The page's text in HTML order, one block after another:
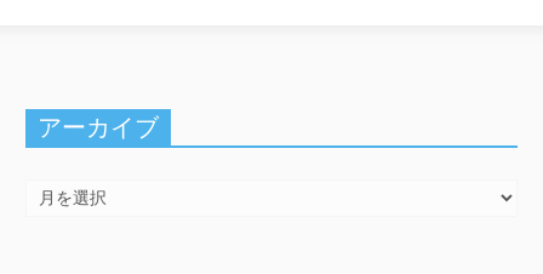
アーカイブ